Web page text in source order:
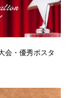
会・優秀ポスタ